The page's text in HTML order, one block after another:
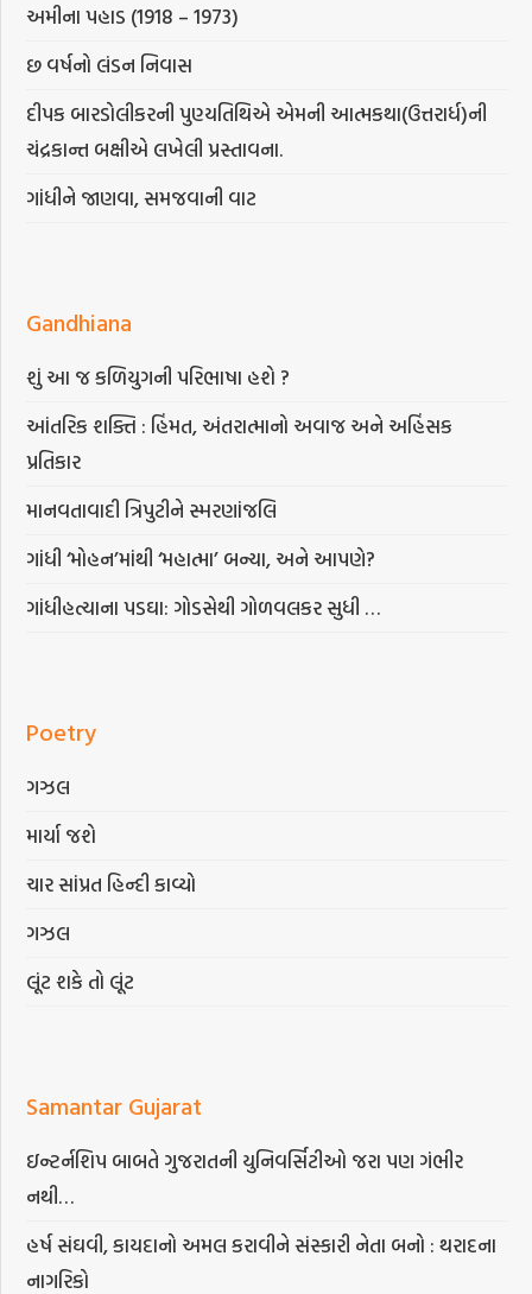
અમીના પહાડ (1918 – 1973)
છ વર્ષનો લંડન નિવાસ
દીપક બારડોલીકરની પુણ્યતિથિએ એમની આત્મકથા(ઉત્તરાર્ધ)ની
ચંદ્રકાન્ત બક્ષીએ લખેલી પ્રસ્તાવના.
ગાંધીને જાણવા, સમજવાની વાટ
Gandhiana
શું આ જ કળિયુગની પરિભાષા હશે ?
આંતરિક શક્તિ : હિંમત, અંતરાત્માનો અવાજ અને અહિંસક
પ્રતિકાર
માનવતાવાદી ત્રિપુટીને સ્મરણાંજલિ
ગાંધી ‘મોહન’માંથી ‘મહાત્મા’ બન્યા, અને આપણે?
ગાંધીહત્યાના પડઘા: ગોડસેથી ગોળવલકર સુધી …
Poetry
ગઝલ
માર્યા જશે
ચાર સાંપ્રત હિન્દી કાવ્યો
ગઝલ
લૂંટ શકે તો લૂંટ
Samantar Gujarat
ઇન્ટર્નશિપ બાબતે ગુજરાતની યુનિવર્સિટીઓ જરા પણ ગંભીર
નથી…
હર્ષ સંઘવી, કાયદાનો અમલ કરાવીને સંસ્કારી નેતા બનો : થરાદના
નાગરિકો